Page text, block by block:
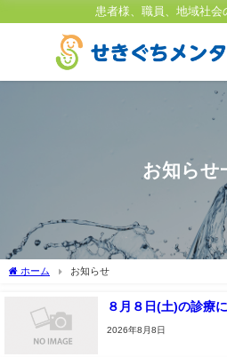
患者様、職員、地域社会
お知らせ
ホーム お知らせ
８月８日(土)の診療
2026年8月8日